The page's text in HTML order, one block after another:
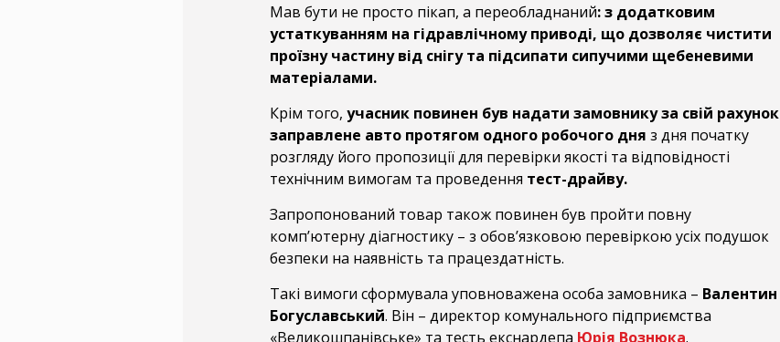
Мав бути не просто пікап, а переобладнаний: з додатковим
устаткуванням на гідравлічному приводі, що дозволяє чистити
проїзну частину від снігу та підсипати сипучими щебеневими
матеріалами.
Крім того, учасник повинен був надати замовнику за свій рахунок
заправлене авто протягом одного робочого дня з дня початку
розгляду його пропозиції для перевірки якості та відповідності
технічним вимогам та проведення тест-драйву.
Запропонований товар також повинен був пройти повну
комп’ютерну діагностику – з обов’язковою перевіркою усіх подушок
безпеки на наявність та працездатність.
Такі вимоги сформувала уповноважена особа замовника – Валентин
Богуславський. Він – директор комунального підприємства
«Великошпанівське» та тесть екснардепа Юрія Вознюка.